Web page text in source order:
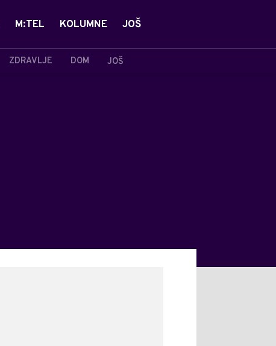
ZDRAVLJE DOM JOŠ
M:TEL KOLUMNE JOŠ